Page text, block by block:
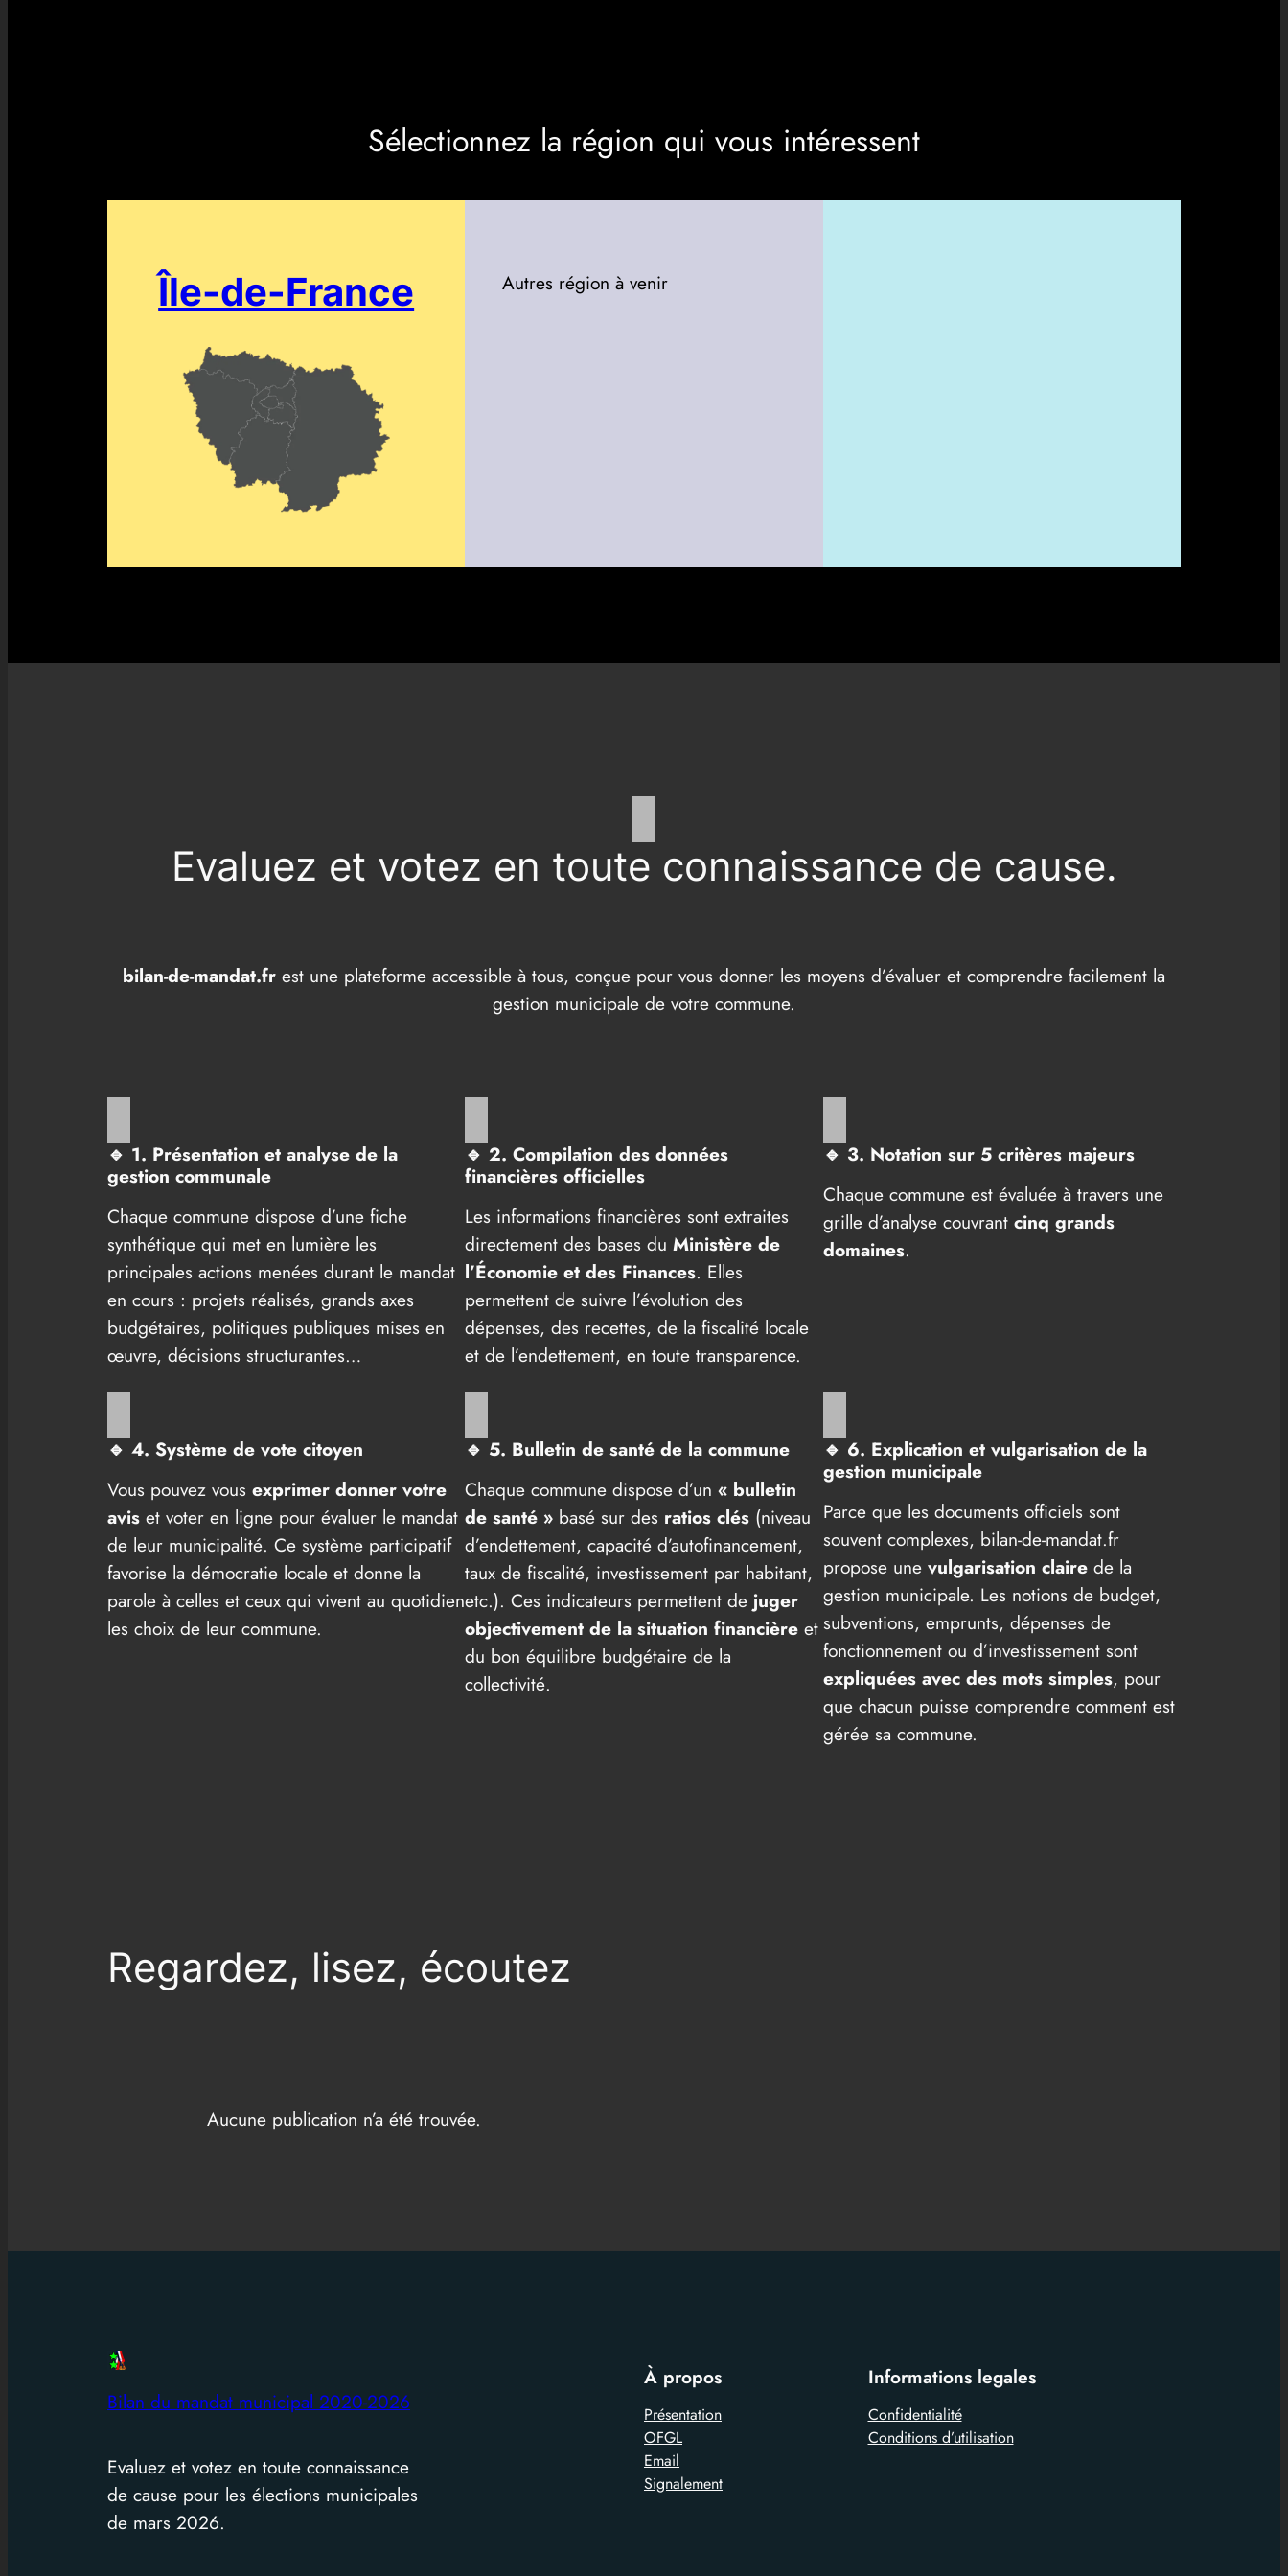
Sélectionnez la région qui vous intéressent
Île-de-France Autres région à venir
Evaluez et votez en toute connaissance de cause.
bilan-de-mandat.fr est une plateforme accessible à tous, conçue pour vous donner les moyens d’évaluer et comprendre facilement la
gestion municipale de votre commune.
🔹 1. Présentation et analyse de la
gestion communale
Chaque commune dispose d’une fiche
synthétique qui met en lumière les
principales actions menées durant le mandat
en cours : projets réalisés, grands axes
budgétaires, politiques publiques mises en
œuvre, décisions structurantes…
🔹2. Compilation des données
financières officielles
Les informations financières sont extraites
directement des bases duMinistère de
l’Économie et des Finances. Elles
permettent de suivre l’évolution des
dépenses, des recettes, de la fiscalité locale
et de l’endettement, en toute transparence.
🔹 3. Notation sur 5 critères majeurs
Chaque commune est évaluée à travers une
grille d’analyse couvrant cinq grands
domaines.
🔹 4. Système de vote citoyen
Vous pouvez vous exprimer donner votre
avis et voter en ligne pour évaluer le mandat
de leur municipalité. Ce système participatif
favorise la démocratie locale et donne la
parole à celles et ceux qui vivent au quotidien
les choix de leur commune.
🔹 5. Bulletin de santé de la commune
Chaque commune dispose d’un« bulletin
de santé » basé sur des ratios clés (niveau
d’endettement, capacité d’autofinancement,
taux de fiscalité, investissement par habitant,
etc.). Ces indicateurs permettent de juger
objectivement de la situation financière et
du bon équilibre budgétaire de la
collectivité.
🔹 6. Explication et vulgarisation de la
gestion municipale
Parce que les documents officiels sont
souvent complexes, bilan-de-mandat.fr
propose une vulgarisation clairede la
gestion municipale. Les notions de budget,
subventions, emprunts, dépenses de
fonctionnement ou d’investissement sont
expliquées avec des mots simples, pour
que chacun puisse comprendre comment est
gérée sa commune.
Regardez, lisez, écoutez
Aucune publication n’a été trouvée.
Bilan du mandat municipal 2020-2026
Evaluez et votez en toute connaissance
de cause pour les élections municipales
de mars 2026.
À propos
Présentation
OFGL
Email
Signalement
Informations legales
Confidentialité
Conditions d’utilisation